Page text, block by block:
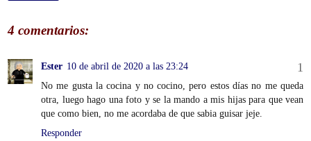
4 comentarios:
Ester 10 de abril de 2020 a las 23:24
No me gusta la cocina y no cocino, pero estos días no me queda
otra, luego hago una foto y se la mando a mis hijas para que vean
que como bien, no me acordaba de que sabia guisar jeje.
Responder